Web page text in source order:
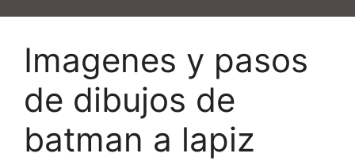
Imagenes y pasos
de dibujos de
batman a lapiz